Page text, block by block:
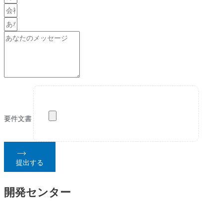
要件文書
提出する
開発センター